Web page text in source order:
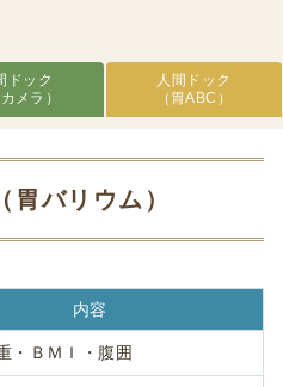
ドック
カメラ）
人間ドック
（胃ABC）
（胃バリウム）
内容
・ＢＭＩ・腹囲